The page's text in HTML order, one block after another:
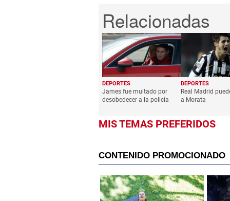
DEPORTES
James fue multado por
desobedecer a la policía
DEPORTES
Real Madrid
a Morata
MIS TEMAS PREFERIDOS